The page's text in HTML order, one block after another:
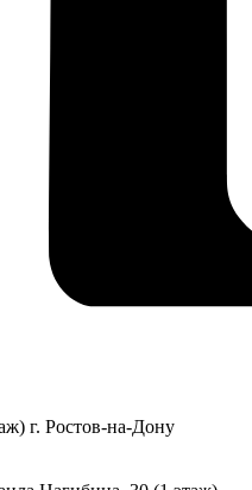
г. Ростов-на-Дону